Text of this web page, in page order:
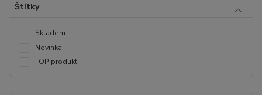
Štítky
Skladem
Novinka
TOP produkt